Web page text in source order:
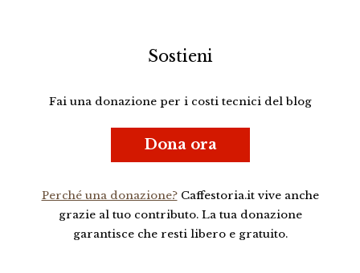
Sostieni
Fai una donazione per i costi tecnici del blog
Dona ora
Perché una donazione?Caffestoria.it vive anche
grazie al tuo contributo. La tua donazione
garantisce che resti libero e gratuito.